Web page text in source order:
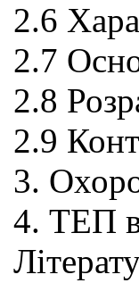
2.6
2.7
2.8
2.9
3.
4. ТЕП